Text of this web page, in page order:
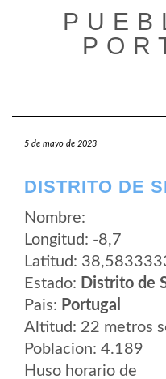
5 de mayo de 2023
DISTRITO DE
Nombre:
Longitud: -8,7
Latitud:
Estado: Distrito de
Pais: Portugal
Altitud: 22 metros
Poblacion: 4.189
Huso horario de